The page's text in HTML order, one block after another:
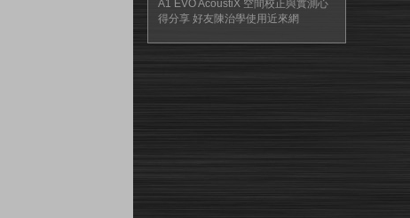
A1 EVO AcoustiX 空間校正與實測心
得分享 好友陳治學使用近來網